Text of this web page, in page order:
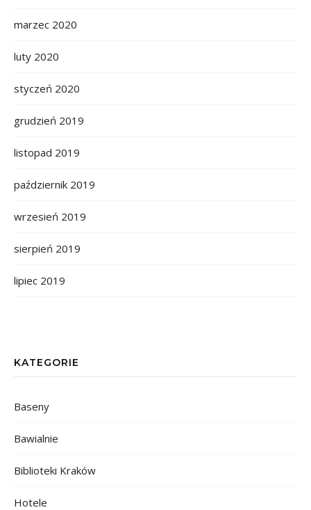
marzec 2020
luty 2020
styczeń 2020
grudzień 2019
listopad 2019
październik 2019
wrzesień 2019
sierpień 2019
lipiec 2019
KATEGORIE
Baseny
Bawialnie
Biblioteki Kraków
Hotele